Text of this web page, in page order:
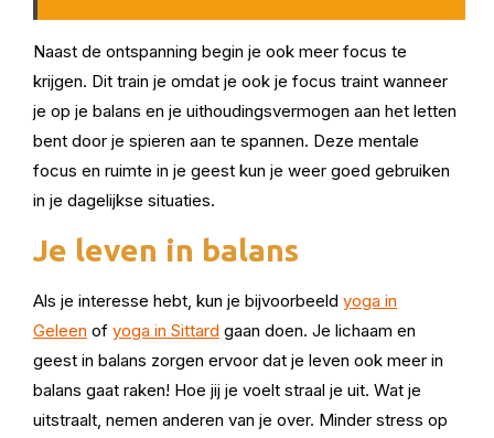
Naast de ontspanning begin je ook meer focus te
krijgen. Dit train je omdat je ook je focus traint wanneer
je op je balans en je uithoudingsvermogen aan het letten
bent door je spieren aan te spannen. Deze mentale
focus en ruimte in je geest kun je weer goed gebruiken
in je dagelijkse situaties.
Je leven in balans
Als je interesse hebt, kun je bijvoorbeeld yoga in
Geleen of yoga in Sittard gaan doen. Je lichaam en
geest in balans zorgen ervoor dat je leven ook meer in
balans gaat raken! Hoe jij je voelt straal je uit. Wat je
uitstraalt, nemen anderen van je over. Minder stress op